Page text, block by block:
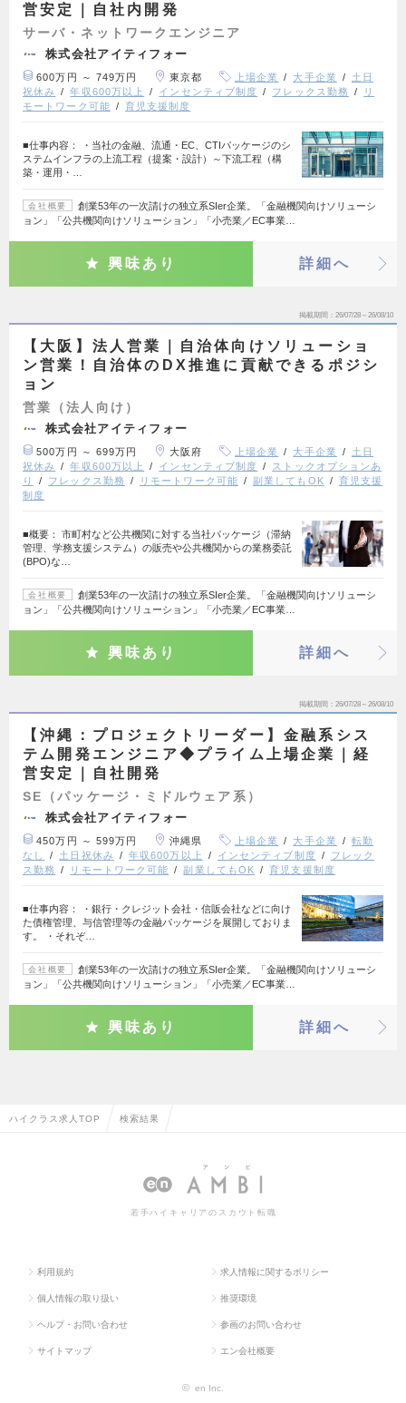
営安定｜自社内開発
サーバ・ネットワークエンジニア
株式会社アイティフォー
600万円 ～ 749万円 東京都 上場企業 大手企業
土日
祝休み
年収600万以上 インセンティブ制度 フレックス勤務
リ
モートワーク可能
育児支援制度
■仕事内容： ・当社の金融、流通・EC、CTIパッケージのシ
ステムインフラの上流工程（提案・設計）～下流工程（構
築・運用・…
会社概要
創業53年の一次請けの独立系SIer企業。「金融機関向けソリューシ
ョン」「公共機関向けソリューション」「小売業／EC事業…
興味あり 詳細へ
掲載期間 26/07/28～26/08/10
【大阪】法人営業｜自治体向けソリューショ
ン営業！自治体のDX推進に貢献できるポジシ
ョン
営業（法人向け）
株式会社アイティフォー
500万円 ～ 699万円 大阪府 上場企業 大手企業
土日
祝休み
年収600万以上 インセンティブ制度
ストックオプションあ
り
フレックス勤務 リモートワーク可能 副業してもOK
育児支援
制度
■概要： 市町村など公共機関に対する当社パッケージ（滞納
管理、学務支援システム）の販売や公共機関からの業務委託
(BPO)な…
会社概要
創業53年の一次請けの独立系SIer企業。「金融機関向けソリューシ
ョン」「公共機関向けソリューション」「小売業／EC事業…
興味あり 詳細へ
掲載期間 26/07/28～26/08/10
【沖縄：プロジェクトリーダー】金融系シス
テム開発エンジニア◆プライム上場企業｜経
営安定｜自社開発
SE（パッケージ・ミドルウェア系）
株式会社アイティフォー
450万円 ～ 599万円 沖縄県 上場企業 大手企業
転勤
なし
土日祝休み 年収600万以上 インセンティブ制度
フレック
ス勤務
リモートワーク可能 副業してもOK 育児支援制度
■仕事内容： ・銀行・クレジット会社・信販会社などに向け
た債権管理、与信管理等の金融パッケージを展開しておりま
す。 ・それぞ…
会社概要
創業53年の一次請けの独立系SIer企業。「金融機関向けソリューシ
ョン」「公共機関向けソリューション」「小売業／EC事業…
興味あり 詳細へ
ハイクラス求人TOP 検索結果
若手ハイキャリアのスカウト転職
利用規約 求人情報に関するポリシー
個人情報の取り扱い 推奨環境
ヘルプ・お問い合わせ 参画のお問い合わせ
サイトマップ エン会社概要
© en Inc.